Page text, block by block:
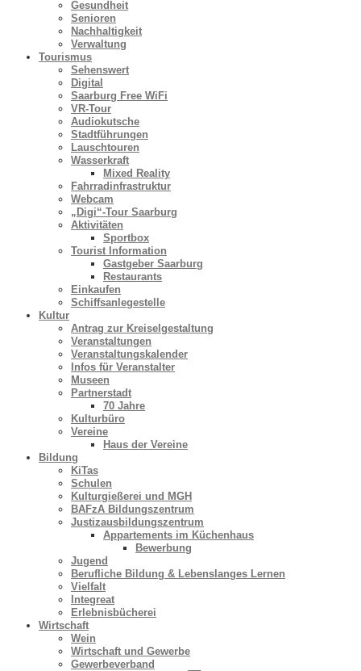
Gesundheit
Senioren
Nachhaltigkeit
Verwaltung
Tourismus
Sehenswert
Digital
Saarburg Free WiFi
VR-Tour
Audiokutsche
Stadtführungen
Lauschtouren
Wasserkraft
Mixed Reality
Fahrradinfrastruktur
Webcam
„Digi“-Tour Saarburg
Aktivitäten
Sportbox
Tourist Information
Gastgeber Saarburg
Restaurants
Einkaufen
Schiffsanlegestelle
Kultur
Antrag zur Kreiselgestaltung
Veranstaltungen
Veranstaltungskalender
Infos für Veranstalter
Museen
Partnerstadt
70 Jahre
Kulturbüro
Vereine
Haus der Vereine
Bildung
KiTas
Schulen
Kulturgießerei und MGH
BAFzA Bildungszentrum
Justizausbildungszentrum
Appartements im Küchenhaus
Bewerbung
Jugend
Berufliche Bildung & Lebenslanges Lernen
Vielfalt
Integreat
Erlebnisbücherei
Wirtschaft
Wein
Wirtschaft und Gewerbe
Gewerbeverband